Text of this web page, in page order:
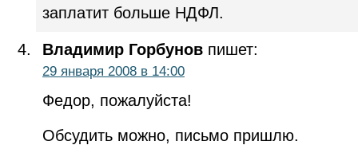
заплатит больше НДФЛ.
Владимир Горбунов пишет:
29 января 2008 в 14:00
Федор, пожалуйста!
Обсудить можно, письмо пришлю.